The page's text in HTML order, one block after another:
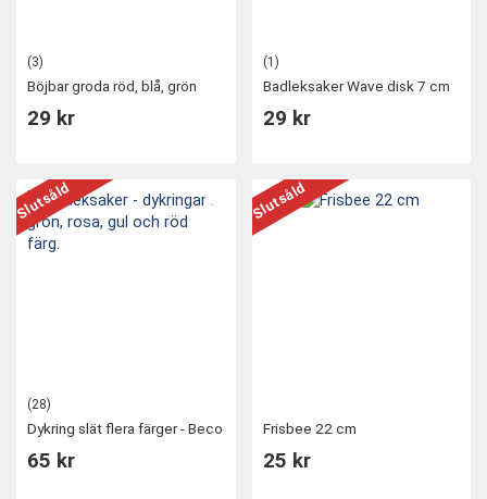
(3)
Böjbar groda röd, blå, grön
29 kr
(1)
Badleksaker Wave disk 7 cm
29 kr
(28)
Dykring slät flera färger - Beco
Slutsåld
65 kr
Frisbee 22 cm
Slutsåld
25 kr